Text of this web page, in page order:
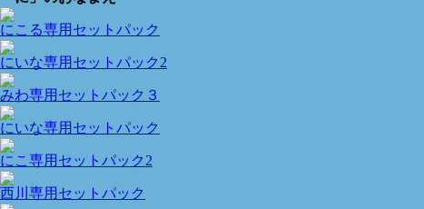
にこる専用セットパック
にいな専用セットパック2
みわ専用セットパック３
にいな専用セットパック
にこ専用セットパック2
西川専用セットパック